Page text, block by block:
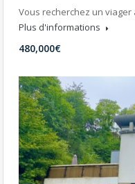
Vous recherchez un
Plus d'informations
480,000€